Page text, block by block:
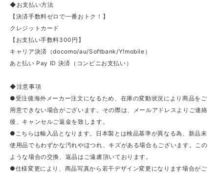
◆お支払い方法
【決済手数料ゼロで一番おトク！】
クレジットカード
【お支払い手数料300円】
キャリア決済（docomo/au/Softbank/Y!mobile）
あと払い Pay ID 決済（コンビニお支払い）
◆注意事項
●受注後海外メーカー注文になるため、在庫の変動状況により商品をご
用意できない場合がございます。その際は、メールアドレスよりご連絡
後、キャンセルご返金を致します。
●こちらは輸入品となります。日本製とは検品基準が異なる為、新品未
使用品でもわずかな汚れやほつれ、キズがある場合もございます。この
ような場合の交換、返品はご遠慮頂いております。
●仕様変更により、商品写真から若干デザイン変更になります場合がご